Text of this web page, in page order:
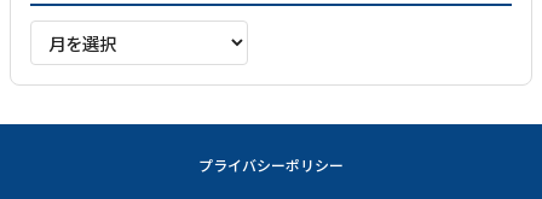
ー
カ
イ
プライバシーポリシー